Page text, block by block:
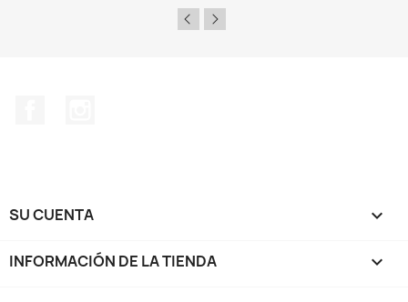
SU CUENTA 
INFORMACIÓN DE LA TIENDA keyboard_arrow_down